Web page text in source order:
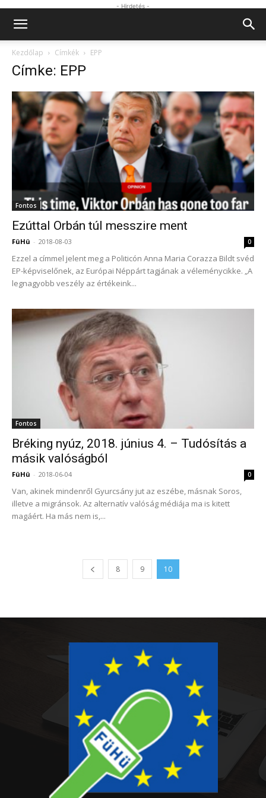
- Hirdetés -
Kezdőlap Címkék EPP
Címke: EPP
Fontos
Ezúttal Orbán túl messzire ment
FüHü - 2018-08-03 0
Ezzel a címmel jelent meg a Politicón Anna Maria Corazza Bildt svéd
EP-képviselőnek, az Európai Néppárt tagjának a véleménycikke. „A
legnagyobb veszély az értékeink...
Fontos
Bréking nyúz, 2018. június 4. – Tudósítás a
másik valóságból
FüHü - 2018-06-04 0
Van, akinek mindenről Gyurcsány jut az eszébe, másnak Soros,
illetve a migránsok. Az alternatív valóság médiája ma is kitett
magáért. Ha más nem is,...
8 9 10